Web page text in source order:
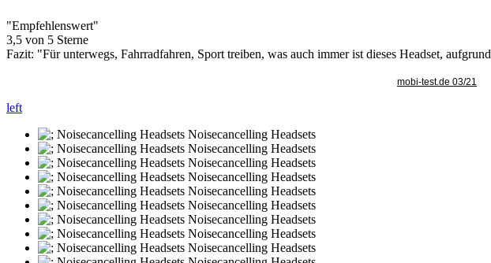
"Empfehlenswert"
3,5 von 5 Sterne
Fazit: "Für unterwegs, Fahrradfahren, Sport treiben, was auch immer ist dieses Headset,
mobi-test.de 03/21
left